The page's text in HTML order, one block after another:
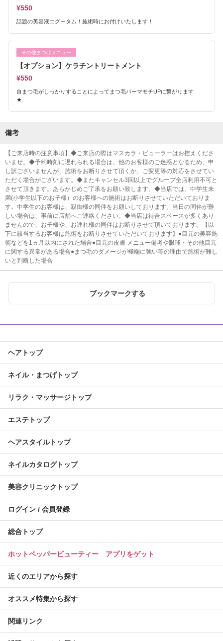
¥550
話題の美容液エグータム！施術時にお付けいたします！
その他まつげメニュー
【オプション】ケラチントリートメント
¥550
自まつ毛がしっかりすることによってまつ毛パーマモチUPに繋がります
★
備考
【ご来店時の注意事項】◆ご来店の際はマスカラ・ビューラーはお控えくださ
いませ。◆予約時刻に遅れられる場合は、他のお客様のご迷惑となるため、申
し訳ございませんが、施術をお断りさせて頂くか、ご変更等の対応をさせてい
ただく場合がございます。◆またキャンセル3回以上でグループ全店利用不可と
させて頂きます。あらかじめご了承をお願い致します。◆当店では、中学生未
満(小学生以下のお子様）のお客様への施術はお断りさせていただいておりま
す。中学生のお客様は、親御様の同伴をお願いしております。当日の同伴が難
しい場合は、事前に店舗へご連絡ください。◆当店は待合スペースが多くあり
ませんので、お子様や、お連れ様の同伴はお断りさせて頂いております。【以
下に該当するお客様は施術をお断りさせていただいております】●目元の美容施
術などを1ヵ月以内にされた場合●目元の皮膚 メニュー備考や眼球・その他目元
に関する異常がある場合●まつ毛のダメージが極端に強い等の理由で施術が難し
いと判断した場合
ブックマークする
ヘアトップ
ネイル・まつげトップ
リラク・マッサージトップ
エステトップ
ヘアスタイルトップ
ネイルカタログトップ
美容クリニックトップ
ログイン / 会員登録
総合トップ
ホットペッパービューティー アプリをゲット
近くのエリアから探す
オススメ特集から探す
関連リンク